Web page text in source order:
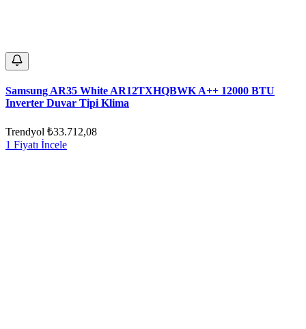
Samsung AR35 White AR12TXHQBWK A++ 12000 BTU
Inverter Duvar Tipi Klima
Trendyol ₺33.712,08
1 Fiyatı İncele